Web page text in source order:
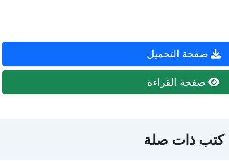
صفحة التحميل
صفحة القراءة
كتب ذات صلة